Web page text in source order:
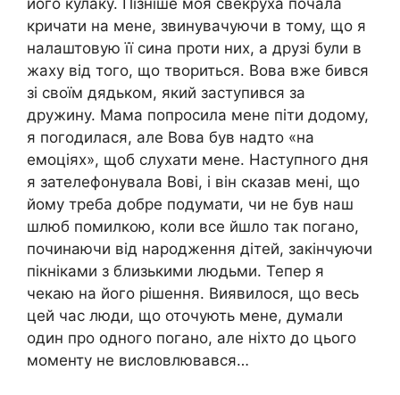
кричати на мене, звинувачуючи в тому, що я
налаштовую її сина проти них, а друзі були в
жаху від того, що твориться. Вова вже бився
зі своїм дядьком, який заступився за
дружину. Мама попросила мене піти додому,
я погодилася, але Вова був надто «на
емоціях», щоб слухати мене. Наступного дня
я зателефонувала Вові, і він сказав мені, що
йому треба добре подумати, чи не був наш
шлюб помилкою, коли все йшло так погано,
починаючи від народження дітей, закінчуючи
пікніками з близькими людьми. Тепер я
чекаю на його рішення. Виявилося, що весь
цей час люди, що оточують мене, думали
один про одного погано, але ніхто до цього
моменту не висловлювався…